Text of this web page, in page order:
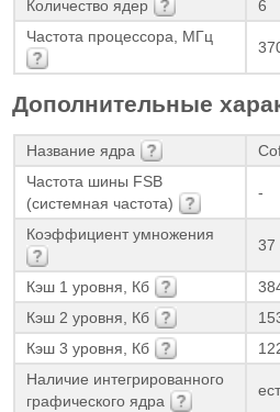
Количество ядер
6
Частота процессора, МГц
Дополнительные
Название ядра
Частота шины FSB
(системная частота)
-
Коэффициент умножения
37
Кэш 1 уровня, Кб
Кэш 2 уровня, Кб
Кэш 3 уровня, Кб
Наличие интегрированного
графического ядра